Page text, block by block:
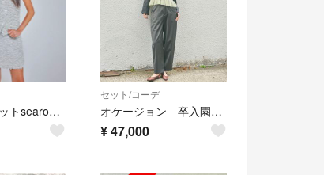
完売 上下セットsearoomlynn MixテープYarn ベスト スカート
セット/コーデ
オケージョン 卒入園式 セットアップ シールームリン
¥47,000